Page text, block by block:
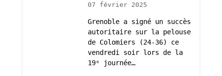
07 février 2025
Grenoble a signé un succès
autoritaire sur la pelouse
de Colomiers (24-36) ce
vendredi soir lors de la
19ᵉ journée…